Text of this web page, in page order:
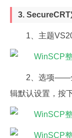
3. SecureCRT
1、主题
2、选项
辑默认设置，按